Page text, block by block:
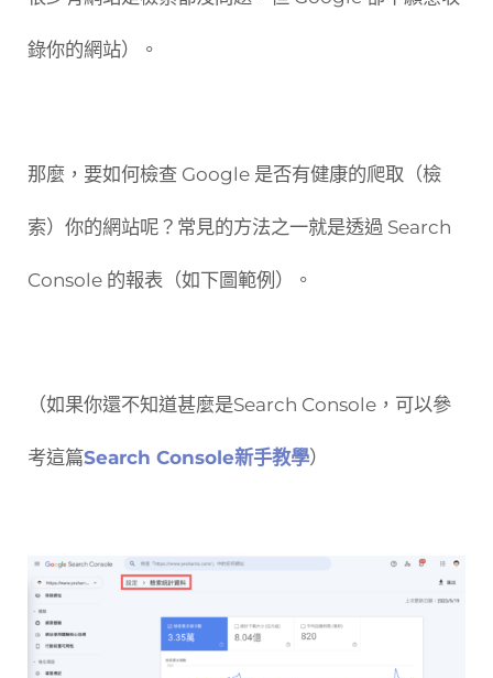
錄你的網站）。
那麼，要如何檢查 Google 是否有健康的爬取（檢
索）你的網站呢？常見的方法之一就是透過 Search
Console 的報表（如下圖範例）。
（如果你還不知道甚麼是Search Console，可以參
考這篇Search Console新手教學）